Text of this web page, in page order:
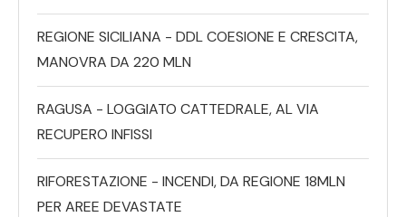
REGIONE SICILIANA - DDL COESIONE E CRESCITA,
MANOVRA DA 220 MLN
RAGUSA - LOGGIATO CATTEDRALE, AL VIA
RECUPERO INFISSI
RIFORESTAZIONE - INCENDI, DA REGIONE 18MLN
PER AREE DEVASTATE